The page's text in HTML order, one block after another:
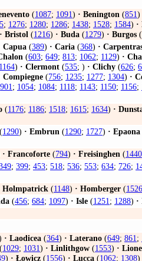
(1087; 1091) · Benington (851)
; 1276; 1280; 1286; 1438; 1528; 1584) ·
· Bristol (1216) · Buda (1279) · Burgos (
Capua (389) · Caria (368) ·
(603; 649; 813; 1062; 1129) ·
1164) · Clermont (535; ) · Clichy (626;
Compiegne (756; 1235; 1277; 1304) ·
901; 1054; 1084; 1118; 1143; 1150; 1156;
(1176; 1186; 1518; 1615; 1634) ·
(1290) · Embrun (1290; 1727) · Epaona
· Francoforte (794) · Freisinghen (1440
; 399; 453; 518; 536; 553; 634; 726;
Holmpatrick (1148) · Homberger (1526
(456; 684; 1097) · Isle (1251; 1288) ·
· Laodicea (364) · Laterano (649; 861;
(1029; 1031) · Linlithgow (1553) · Lione
) · Łowicz (1556) · Lucca (1062; 1308)